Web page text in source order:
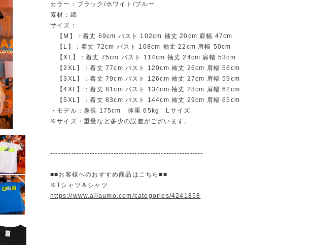
カラー：ブラック/ホワイト/ブルー
素材：綿
サイズ：
【M】：着丈 69cm バスト 102cm 袖丈 20cm 肩幅 47cm
【L】：着丈 72cm バスト 108cm 袖丈 22cm 肩幅 50cm
【XL】：着丈 75cm バスト 114cm 袖丈 24cm 肩幅 53cm
【2XL】：着丈 77cm バスト 120cm 袖丈 26cm 肩幅 56cm
【3XL】：着丈 79cm バスト 126cm 袖丈 27cm 肩幅 59cm
【4XL】：着丈 81cm バスト 134cm 袖丈 28cm 肩幅 62cm
【5XL】：着丈 83cm バスト 144cm 袖丈 29cm 肩幅 65cm
・モデル：身長 175cm 体重 65kg Lサイズ
※サイズ・重量など多少の誤差がございます。
----------------------------------------------------------
■■お客様へのおすすめ商品はこちら■■
※Tシャツ＆シャツ
https://www.allaumo.com/categories/4241858